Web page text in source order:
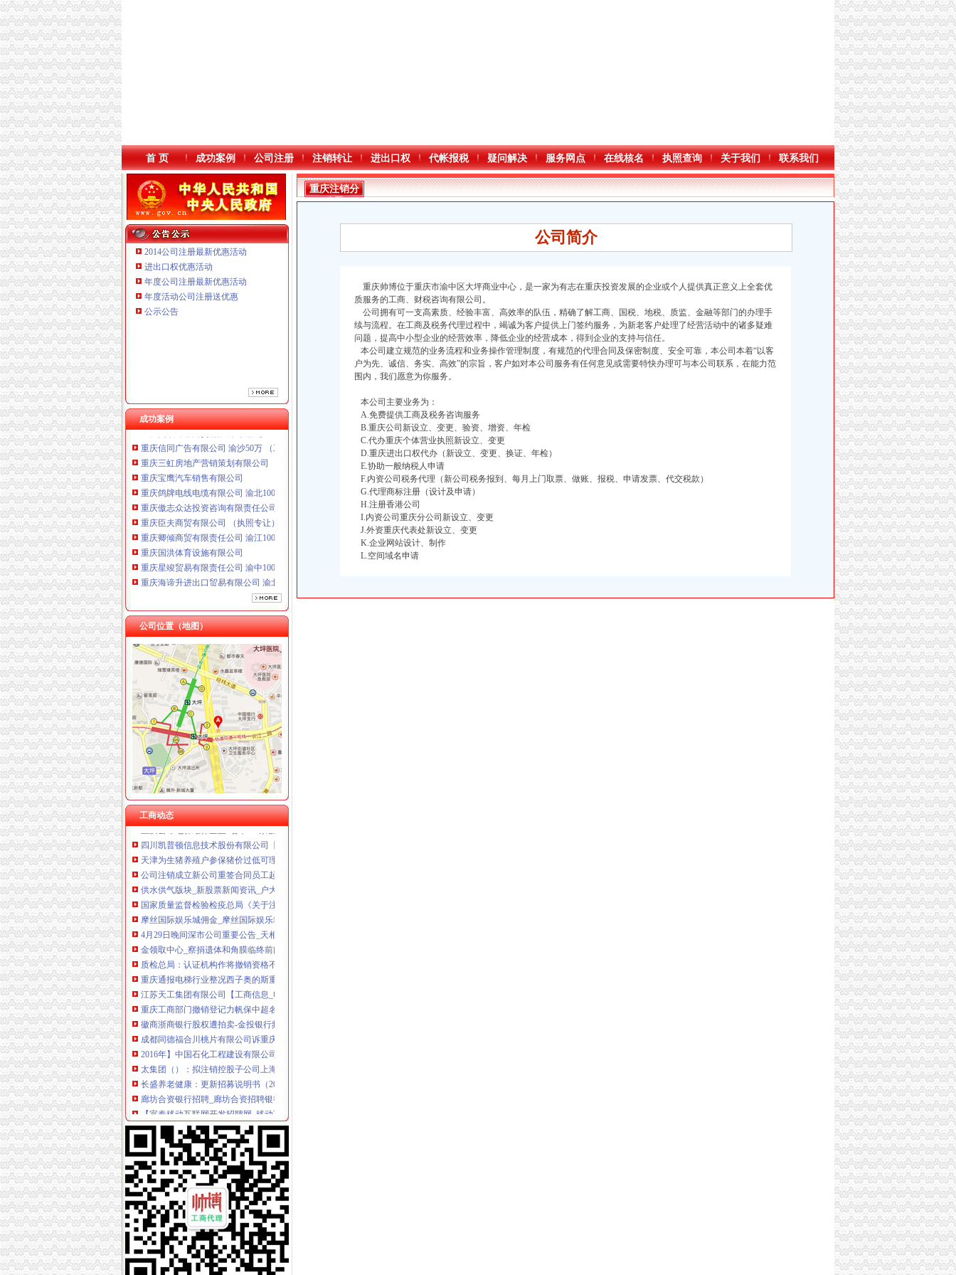
本站导航
首 页 成功案例 公司注册 注销转让 进出口权 代帐报税 疑问解决 服务网点 在线核名 执照查询 关于我们 联系我们
2014公司注册最新优惠活动
进出口权优惠活动
年度公司注册最新优惠活动
年度活动公司注册送优惠
公示公告
成功案例
重庆鸽牌电线电缆有限公司 渝北10010万 (进出口权)
重庆傲志众达投资咨询有限责任公司 渝九1000万 （增资）
重庆星竣贸易有限责任公司 渝中100万 （进出口权）
重庆海谛升进出口贸易有限公司 渝北100万 （进出口权）
重庆奕欣锦诚商贸有限公司 渝九50万 （工商注册）
重庆三虹房地产营销策划有限公司
重庆宝鹰汽车销售有限公司
重庆鸽牌电线电缆有限公司 渝北10010万 (进出口权)
重庆傲志众达投资咨询有限责任公司 渝九1000万 （增资）
重庆臣夫商贸有限公司 （执照专让）
重庆卿倾商贸有限责任公司 渝江100万 （工商注册）
重庆国洪体育设施有限公司
重庆星竣贸易有限责任公司 渝中100万 （进出口权）
重庆海谛升进出口贸易有限公司 渝北100万 （进出口权）
重庆奕欣锦诚商贸有限公司 渝九50万 （工商注册）
重庆信同广告有限公司 渝沙50万 （工商注册）
重庆三虹房地产营销策划有限公司
重庆宝鹰汽车销售有限公司
公司位置（地图）
工商动态
重庆注销分公司
博腾股份（）关于部分限制股票回购注销完成的公告_博
重庆三峡油漆股份有限公司2017年第三季度报告正文--资产重组
移动光宽带退网注销不退余额-重庆网络问政平台
遗失登报,声明登报,公告登报寻人寻物启事登报,清算公告登报-【
并听说我司北京总部及其部分分公司仍然保留的况下,有可能重庆
重庆市工商管理局关于开展企业简易注销改革试点的通知_税屋网
重庆公布电梯维保企业“名单”17家被注销资质_国内新闻_大众网
天津为生猪养殖户参保猪价过低可理赔-中投顾问|中国投资咨询网
公司注销成立新公司重签合同员工起诉获赔偿-重庆沙坪坝区郭田律师
供水供气版块_新股票新闻资讯_户大家庭
国家质量监督检验检疫总局《关于注销重庆兰珂日化有限公司等企业工
摩丝国际娱乐城佣金_摩丝国际娱乐城佣金怎么做干果—佰佰安全网vita
4月29日晚间深市公司重要公告_天相
金领取中心_察捐遗体和角膜临终前问取角膜的人来了吗百家号
质检总局：认证机构作将撤销资格不得从事咨询_中国食品_食品资
重庆通报电梯行业整况西子奥的斯重庆分公司被列入“名单”-
江苏天工集团有限公司【工商信息_电话地址_注册信息_信用信息_财务
重庆工商部门撤销登记力帆保中超名额几成定局-体育-舜网新闻
徽商浙商银行股权遭拍卖-金投银行频道-金投网
成都同德福合川桃片有限公司诉重庆市合川区同德福桃片有限公司、
2016年】中国石化工程建设有限公司重庆石油分公司分析化验室家具及
太集团（）：拟注销控股子公司上海太重庆太实
长盛养老健康：更新招募说明书（2016年12月）
廊坊合资银行招聘_廊坊合资招聘银行信息_求职找工作-廊坊智联招聘
【宜春移动互联网开发招聘网_移动互联网开发招聘信息】-宜春智联
重庆证件挂失登报重庆证件遗失登报重庆证件丢失登报公司注销公
高指导案例58号：成都同德福合川桃片有限公司诉重庆市
重庆希尔顿知名女艺人提供服务-聚焦-铁社区
重庆泰丰粮油有限责任公司等279张食品生产许可证被注销_头条新闻网
公司注销决议书_公司清算_中顾律网
无标题
重庆市工商管理局公众信息网
注销分公司的决议应该怎么写？_商业文书_报告_天涯问答_天涯社区
朝注销公司注销税务时工商有异常税务有罚款怎么办-91股票网
中国数据商城网提供大中型苏州企业页,包括苏州国有企业、民营企
重庆市沙坪坝区烟草专卖局2017年10月许可证注销信息公示（1）-重
重庆注销分
公司
公司简介
重庆帅博位于重庆市渝中区大坪商业中心，是一家为有志在重庆投资发展的企业或个人提供真正意义上全套优
质服务的工商、财税咨询有限公司。
公司拥有可一支高素质、经验丰富、高效率的队伍，精确了解工商、国税、地税、质监、金融等部门的办理手
续与流程。在工商及税务代理过程中，竭诚为客户提供上门签约服务，为新老客户处理了经营活动中的诸多疑难
问题，提高中小型企业的经营效率，降低企业的经营成本，得到企业的支持与信任。
本公司建立规范的业务流程和业务操作管理制度，有规范的代理合同及保密制度、安全可靠，本公司本着“以客
户为先、诚信、务实、高效”的宗旨，客户如对本公司服务有任何意见或需要特快办理可与本公司联系，在能力范
围内，我们愿意为你服务。
本公司主要业务为：
A.免费提供工商及税务咨询服务
B.重庆公司新设立、变更、验资、增资、年检
C.代办重庆个体营业执照新设立、变更
D.重庆进出口权代办（新设立、变更、换证、年检）
E.协助一般纳税人申请
F.内资公司税务代理（新公司税务报到、每月上门取票、做账、报税、申请发票、代交税款）
G.代理商标注册（设计及申请）
H.注册香港公司
I.内资公司重庆分公司新设立、变更
J.外资重庆代表处新设立、变更
K.企业网站设计、制作
L.空间域名申请